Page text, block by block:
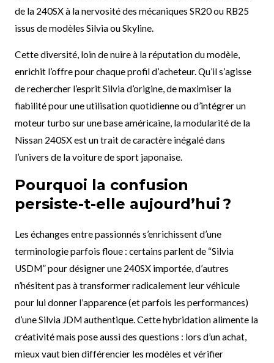
de la 240SX à la nervosité des mécaniques SR20 ou RB25
issus de modèles Silvia ou Skyline.
Cette diversité, loin de nuire à la réputation du modèle,
enrichit l’offre pour chaque profil d’acheteur. Qu’il s’agisse
de rechercher l’esprit Silvia d’origine, de maximiser la
fiabilité pour une utilisation quotidienne ou d’intégrer un
moteur turbo sur une base américaine, la modularité de la
Nissan 240SX est un trait de caractère inégalé dans
l’univers de la voiture de sport japonaise.
Pourquoi la confusion
persiste-t-elle aujourd’hui ?
Les échanges entre passionnés s’enrichissent d’une
terminologie parfois floue : certains parlent de “Silvia
USDM” pour désigner une 240SX importée, d’autres
n’hésitent pas à transformer radicalement leur véhicule
pour lui donner l’apparence (et parfois les performances)
d’une Silvia JDM authentique. Cette hybridation alimente la
créativité mais pose aussi des questions : lors d’un achat,
mieux vaut bien différencier les modèles et vérifier